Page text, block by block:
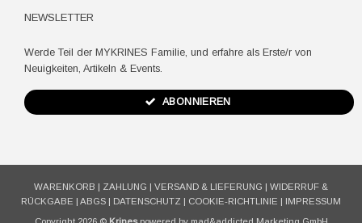
NEWSLETTER
Werde Teil der MYKRINES Familie, und erfahre als Erste/r von
Neuigkeiten, Artikeln & Events.
ABONNIEREN
WARENKORB | ZAHLUNG | VERSAND & LIEFERUNG | WIDERRUF &
RÜCKGABE | ABGS | DATENSCHUTZ | COOKIE-RICHTLINIE | IMPRESSUM